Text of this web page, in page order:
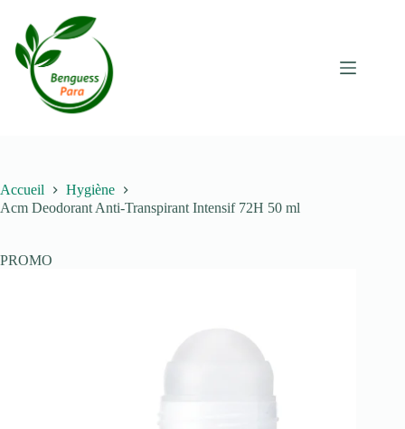
contenu
Accueil
Hygiène
Acm Deodorant Anti-Transpirant Intensif 72H 50 ml
PROMO